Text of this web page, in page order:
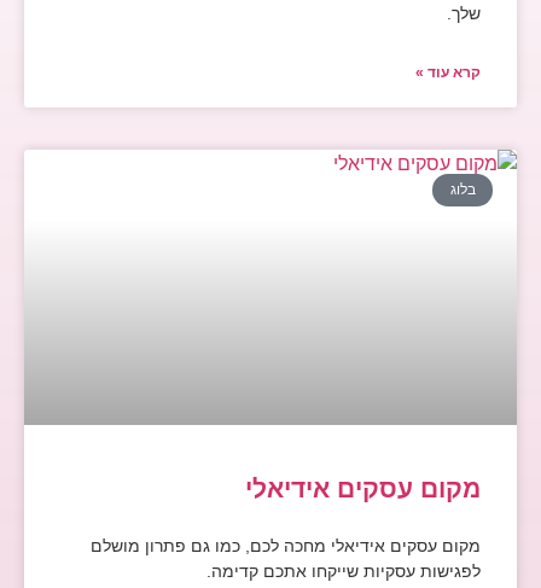
שלך.
קרא עוד »
בלוג
מקום עסקים אידיאלי
מקום עסקים אידיאלי מחכה לכם, כמו גם פתרון מושלם
לפגישות עסקיות שייקחו אתכם קדימה.